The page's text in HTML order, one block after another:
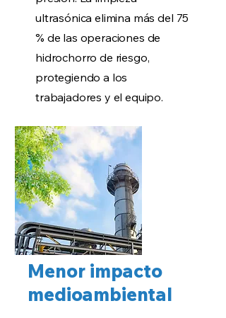
ultrasónica elimina más del 75
% de las operaciones de
hidrochorro de riesgo,
protegiendo a los
trabajadores y el equipo.
Menor impacto
medioambiental